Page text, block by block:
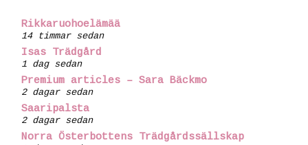
Rikkaruohoelämää
14 timmar sedan
Isas Trädgård
1 dag sedan
Premium articles – Sara Bäckmo
2 dagar sedan
Saaripalsta
2 dagar sedan
Norra Österbottens Trädgårdssällskap